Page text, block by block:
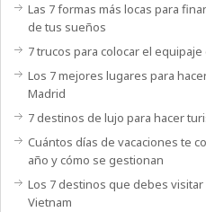
Las 7 formas más locas para
de tus sueños
7 trucos para colocar el
Los 7 mejores lugares para
Madrid
7 destinos de lujo para hacer
Cuántos días de vacaciones te
año y cómo se gestionan
Los 7 destinos que debes visitar
Vietnam